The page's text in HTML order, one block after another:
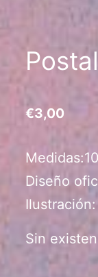
€3,00
Diseño
Sin